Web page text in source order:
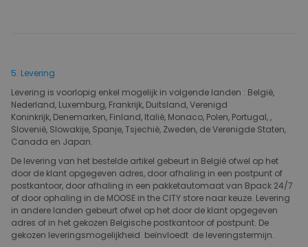
5. Levering
Levering is voorlopig enkel mogelijk in volgende landen : België,
Nederland, Luxemburg, Frankrijk, Duitsland, Verenigd
Koninkrijk, Denemarken, Finland, Italië, Monaco, Polen, Portugal, ,
Slovenië, Slowakije, Spanje, Tsjechië, Zweden, de Verenigde Staten,
Canada en Japan.
De levering van het bestelde artikel gebeurt in België ofwel op het
door de klant opgegeven adres, door afhaling in een postpunt of
postkantoor, door afhaling in een pakketautomaat van Bpack 24/7
of door ophaling in de MOOSE in the CITY store naar keuze. Levering
in andere landen gebeurt ofwel op het door de klant opgegeven
adres of in het gekozen Belgische postkantoor of postpunt. De
gekozen leveringsmogelijkheid beïnvloedt de leveringstermijn.